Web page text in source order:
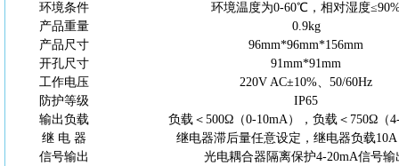
环境条件
环境温度为0-60℃，相对湿度
产品重量
0.9kg
产品尺寸
96mm*96mm*156mm
开孔尺寸
91mm*91mm
工作电压
220V AC±10%、50/60Hz
防护等级
IP65
输出负载
负载＜ 500Ω（0-10mA），负载＜750Ω（
继 电 器 继电器滞后量任意设定，继电器负载
信号输出
光电耦合器隔离保护4-20mA信号输